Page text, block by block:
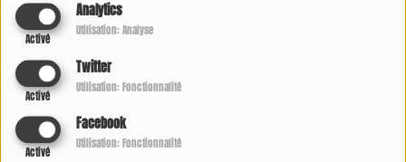
Analytics
Activé
Utilisation: Analyse
Twitter
Activé
Utilisation: Fonctionnalité
Facebook
Activé
Utilisation: Fonctionnalité